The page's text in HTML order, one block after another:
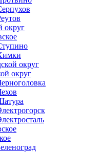
округ
округ
округ